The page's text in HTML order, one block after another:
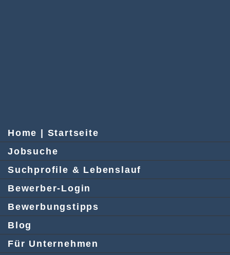
Home | Startseite
Jobsuche
Suchprofile & Lebenslauf
Bewerber-Login
Bewerbungstipps
Blog
Für Unternehmen